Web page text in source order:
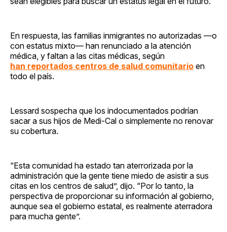
En respuesta, las familias inmigrantes no autorizadas —o
con estatus mixto— han renunciado a la atención
médica, y faltan a las citas médicas, según
han reportados centros de salud comunitario en
todo el país.
Lessard sospecha que los indocumentados podrían
sacar a sus hijos de Medi-Cal o simplemente no renovar
su cobertura.
“Esta comunidad ha estado tan aterrorizada por la
administración que la gente tiene miedo de asistir a sus
citas en los centros de salud”, dijo. “Por lo tanto, la
perspectiva de proporcionar su información al gobierno,
aunque sea el gobierno estatal, es realmente aterradora
para mucha gente”.